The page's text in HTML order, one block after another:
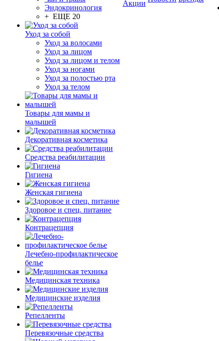
Эндокринология
+ ЕЩЕ 20
Уход за собой
Уход за волосами
Уход за лицом
Уход за лицом и телом
Уход за ногами
Уход за полостью рта
Уход за телом
Товары для мамы и
малышей
Декоративная косметика
Средства реабилитации
Гигиена
Женская гигиена
Здоровое и спец. питание
Контрацепция
Лечебно-профилактическое
белье
Медицинская техника
Медицинские изделия
Репелленты
Перевязочные средства
Акции